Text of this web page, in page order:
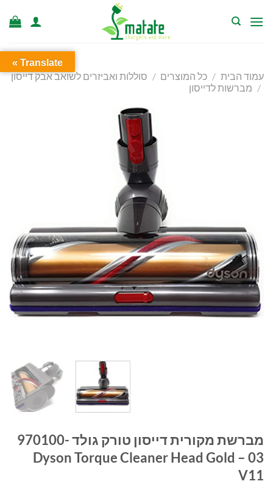
עמוד הבית / כל המוצרים / סוללות ואביזרים לשואב אבק דייסון
/ מברשות לדייסון
מברשת מקורית דייסון טורק גולד 970100-
03 – Dyson Torque Cleaner Head Gold
V11
Translate »